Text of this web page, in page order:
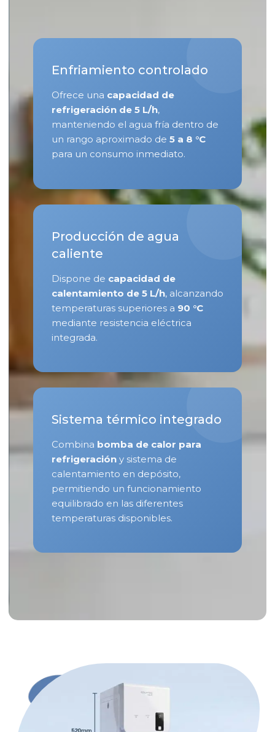
Enfriamiento controlado
Ofrece una capacidad de
refrigeración de 5 L/h,
manteniendo el agua fría dentro de
un rango aproximado de 5 a 8 °C
para un consumo inmediato.
Producción de agua
caliente
Dispone de capacidad de
calentamiento de 5 L/h, alcanzando
temperaturas superiores a 90 °C
mediante resistencia eléctrica
integrada.
Sistema térmico integrado
Combina bomba de calor para
refrigeración y sistema de
calentamiento en depósito,
permitiendo un funcionamiento
equilibrado en las diferentes
temperaturas disponibles.